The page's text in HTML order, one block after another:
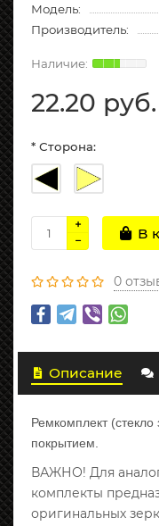
Модель:
Производитель:
22.20 руб.
* Сторона:
В
0
Описание
Ремкомплект
покрытием.
ВАЖНО! Для
комплекты
оригинальных